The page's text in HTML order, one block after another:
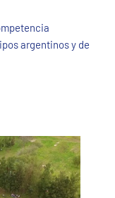
argentinos y de